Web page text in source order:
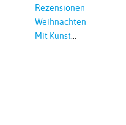
Rezensionen
Weihnachten
Mit Kunst